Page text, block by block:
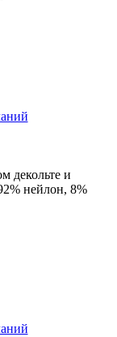
декольте и
нейлон, 8%